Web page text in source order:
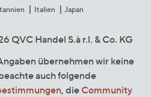
Italien Japan
QVC Handel S.à r.l. & Co. KG
übernehmen wir keine
auch folgende
, die Community